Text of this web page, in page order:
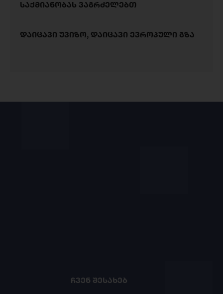
საქმიანობას ვაგრძელებთ
დაიცავი უვიზო, დაიცავი ევროპული გზა
ᲩᲕᲔᲜ ᲨᲔᲡᲐᲮᲔᲑ